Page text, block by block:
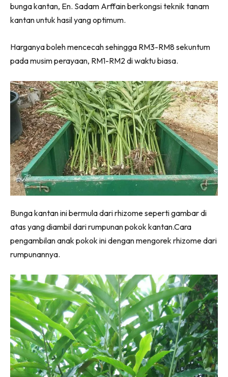
Destinasi
Hotel
Landed
Video
Beli Di Mana
Buat Sendiri
Ilham Impiana
Ilham Impiana 360
Ilham Impiana Inspirasi Selebriti
Impiana TV
Impiana MakeOver
Lahar Dekor
Sembang Dekor
Sembang Laman
Tip Laman
Hub Ideaktiv
bunga kantan, En. Sadam Arffain berkongsi teknik tanam
kantan untuk hasil yang optimum.
Harganya boleh mencecah sehingga RM3-RM8 sekuntum
pada musim perayaan, RM1-RM2 di waktu biasa.
Bunga kantan ini bermula dari rhizome seperti gambar di
atas yang diambil dari rumpunan pokok kantan.Cara
pengambilan anak pokok ini dengan mengorek rhizome dari
rumpunannya.